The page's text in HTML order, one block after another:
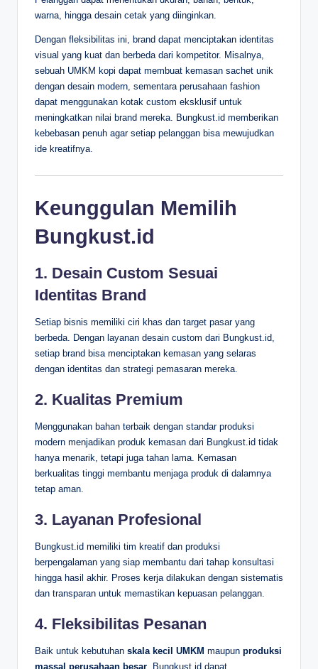
warna, hingga desain cetak yang diinginkan.
Dengan fleksibilitas ini, brand dapat menciptakan identitas
visual yang kuat dan berbeda dari kompetitor. Misalnya,
sebuah UMKM kopi dapat membuat kemasan sachet unik
dengan desain modern, sementara perusahaan fashion
dapat menggunakan kotak custom eksklusif untuk
meningkatkan nilai brand mereka. Bungkust.id memberikan
kebebasan penuh agar setiap pelanggan bisa mewujudkan
ide kreatifnya.
Keunggulan Memilih
Bungkust.id
1. Desain Custom Sesuai
Identitas Brand
Setiap bisnis memiliki ciri khas dan target pasar yang
berbeda. Dengan layanan desain custom dari Bungkust.id,
setiap brand bisa menciptakan kemasan yang selaras
dengan identitas dan strategi pemasaran mereka.
2. Kualitas Premium
Menggunakan bahan terbaik dengan standar produksi
modern menjadikan produk kemasan dari Bungkust.id tidak
hanya menarik, tetapi juga tahan lama. Kemasan
berkualitas tinggi membantu menjaga produk di dalamnya
tetap aman.
3. Layanan Profesional
Bungkust.id memiliki tim kreatif dan produksi
berpengalaman yang siap membantu dari tahap konsultasi
hingga hasil akhir. Proses kerja dilakukan dengan sistematis
dan transparan untuk memastikan kepuasan pelanggan.
4. Fleksibilitas Pesanan
Baik untuk kebutuhan skala kecil UMKM maupun produksi
massal perusahaan besar, Bungkust.id dapat